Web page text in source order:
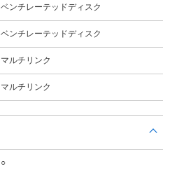
ベンチレーテッドディスク
ベンチレーテッドディスク
マルチリンク
マルチリンク
○